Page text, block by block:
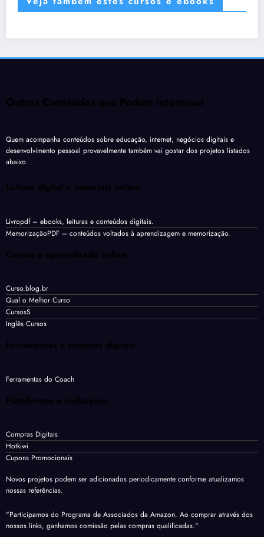
Outros Conteúdos que Podem Interessar
Quem acompanha conteúdos sobre educação, internet, negócios digitais e
desenvolvimento pessoal provavelmente também vai gostar dos projetos listados
abaixo.
Leitura digital e materiais online
Livropdf– ebooks, leituras e conteúdos digitais.
MemorizaçãoPDF – conteúdos voltados à aprendizagem e memorização.
Cursos e aprendizado online
Curso.blog.br
Qual o Melhor Curso
CursosS
Inglês Cursos
Ferramentas e projetos digitais
Ferramentas do Coach
Plataformas e indicações
Compras Digitais
Hotkiwi
Cupons Promocionais
Novos projetos podem ser adicionados periodicamente conforme atualizamos
nossas referências.
"Participamos do Programa de Associados da Amazon. Ao comprar através dos
nossos links, ganhamos comissão pelas compras qualificadas."